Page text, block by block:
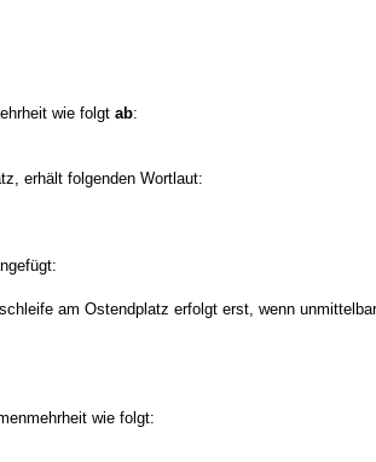
wie folgt ab:
erhält folgenden Wortlaut:
am Ostendplatz erfolgt erst, wenn
wie folgt: